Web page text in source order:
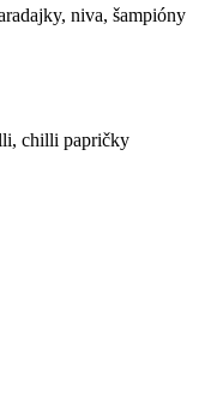
niva, šampióny
chilli papričky